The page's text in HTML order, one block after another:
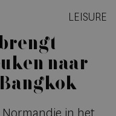
LEISURE
naar